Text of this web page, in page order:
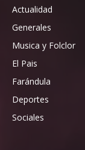
Actualidad
Generales
Musica y Folclor
El Pais
Farándula
Deportes
Sociales